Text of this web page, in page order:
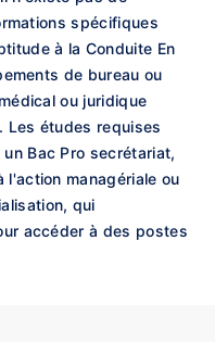
spécifiques
à la Conduite En
de bureau ou
ou juridique
Les études requises
Bac Pro secrétariat,
l'action managériale ou
qui
accéder à des postes